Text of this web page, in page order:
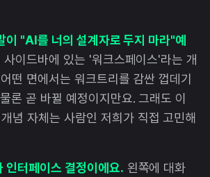
이 "AI를 너의 설계자로 두지 마라"예
이드바에 있는 '워크스페이스'라는 개
떤 면에서는 워크트리를 감싼 껍데기
론 곧 바뀔 예정이지만요. 그래도 이
념 자체는 사람인 저희가 직접 고민해
인터페이스 결정이에요. 왼쪽에 대화